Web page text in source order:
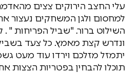
עלי החצב הירוקים צצים
למחסום ולגן המשחקים נעצור
השילוט ברור. "שביל הפריחות "
ונדרש קצת מאמץ. כל צעד
יתמזל מזלכם וירדו עוד מעט
תוכלו להבחין בפטריות הצצות